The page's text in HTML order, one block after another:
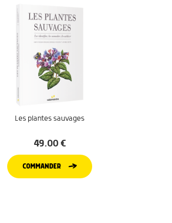
Les plantes sauvages
49.00€
COMMANDER